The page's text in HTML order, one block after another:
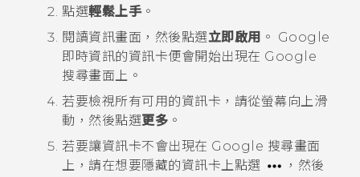
點選輕鬆上手。
閱讀資訊畫面，然後點選立即啟用 。 Google
即時資訊的資訊卡便會開始出現在 Google
搜尋畫面上。
若要檢視所有可用的資訊卡，請從螢幕向上滑
動，然後點選更多 。
若要讓資訊卡不會出現在 Google 搜尋畫面
上，請在想要隱藏的資訊卡上點選
，然後